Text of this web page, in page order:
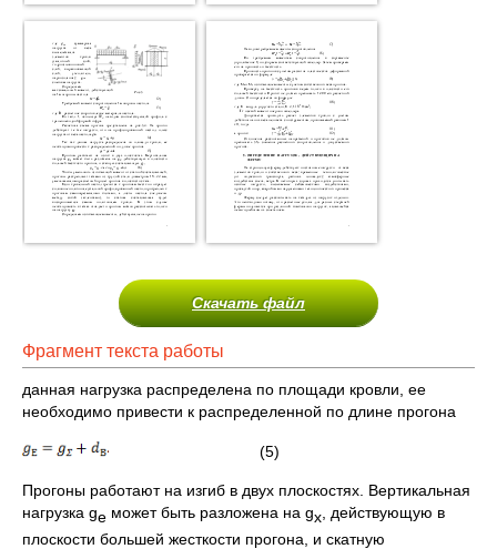
Скачать файл
Фрагмент текста работы
данная нагрузка распределена по площади кровли, ее
необходимо привести к распределенной по длине прогона
(5)
Прогоны работают на изгиб в двух плоскостях. Вертикальная
нагрузка gе может быть разложена на gх , действующую в
плоскости большей жесткости прогона, и скатную